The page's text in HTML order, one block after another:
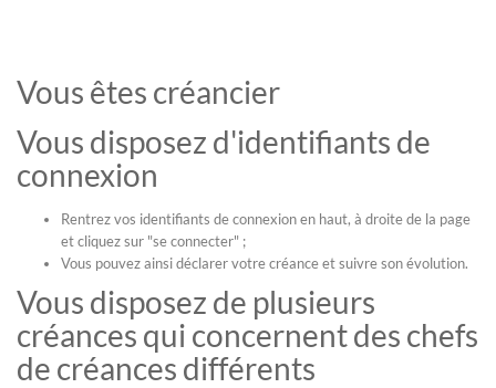
Vous êtes créancier
Vous disposez d'identifiants de
connexion
Rentrez vos identifiants de connexion en haut, à droite de la page
et cliquez sur "se connecter" ;
Vous pouvez ainsi déclarer votre créance et suivre son évolution.
Vous disposez de plusieurs
créances qui concernent des chefs
de créances différents